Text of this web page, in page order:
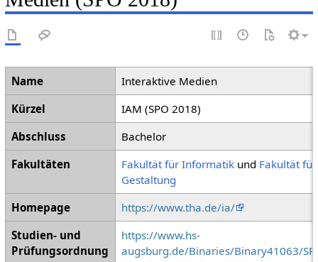
Name
Interaktive Medien
Kürzel
IAM (SPO 2018)
Abschluss
Bachelor
Fakultäten
Fakultät für Informatikund Fakultät für
Gestaltung
Homepage
https://www.tha.de/ia/
Studien- und
Prüfungsordnung
https://www.hs-
augsburg.de/Binaries/Binary41063/